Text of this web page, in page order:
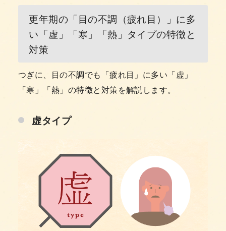
更年期の「目の不調（疲れ目）」に多
い「虚」「寒」「熱」タイプの特徴と
対策
つぎに、目の不調でも「疲れ目」に多い「虚」
「寒」「熱」の特徴と対策を解説します。
虚タイプ